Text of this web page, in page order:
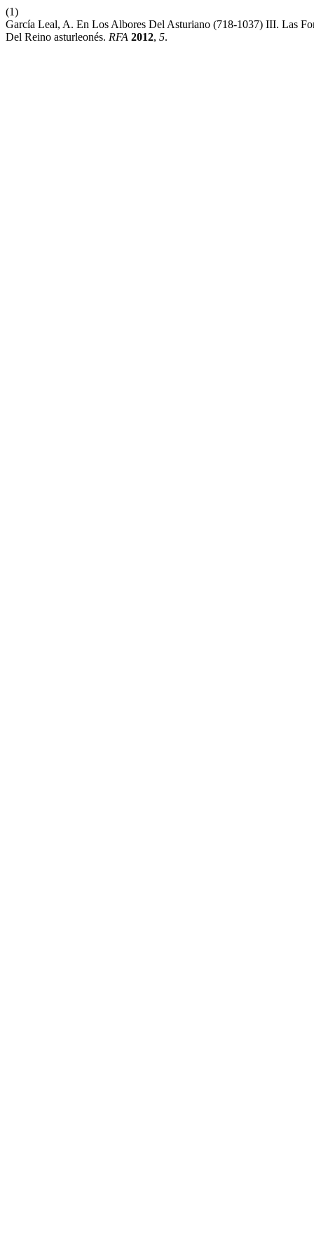
(1)
García Leal, A. En Los Albores Del Asturiano (718-1037) III. Las
Del Reino asturleonés. RFA 2012, 5.